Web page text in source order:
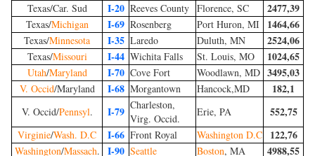
Texas/Car. Sud I-20 Reeves County Florence, SC 2477,39
Texas/Michigan I-69 Rosenberg Port Huron, MI 1464,66
Texas/Minnesota I-35 Laredo Duluth, MN 2524,06
Texas/Missouri I-44 Wichita Falls St. Louis, MO 1024,65
Utah/Maryland I-70 Cove Fort Woodlawn, MD 3495,03
V. Occid/Maryland I-68 Morgantown Hancock,MD 182,1
V. Occid/Pennsyl. I-79 Charleston,
Virg. Occid.
Erie, PA 552,75
Virginie/Wash. D.C I-66 Front Royal Washington D.C 122,76
Washington/Massach. I-90 Seattle Boston, MA 4988,55